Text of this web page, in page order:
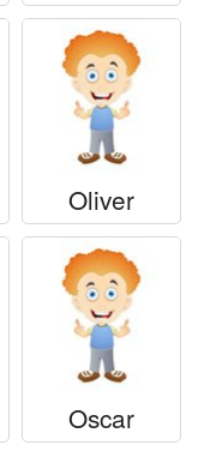
Oliver
Oscar